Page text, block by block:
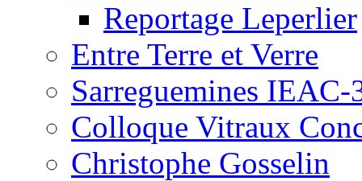
Reportage Leperlier
Entre Terre et Verre
Sarreguemines IEAC-
Colloque Vitraux
Christophe Gosselin